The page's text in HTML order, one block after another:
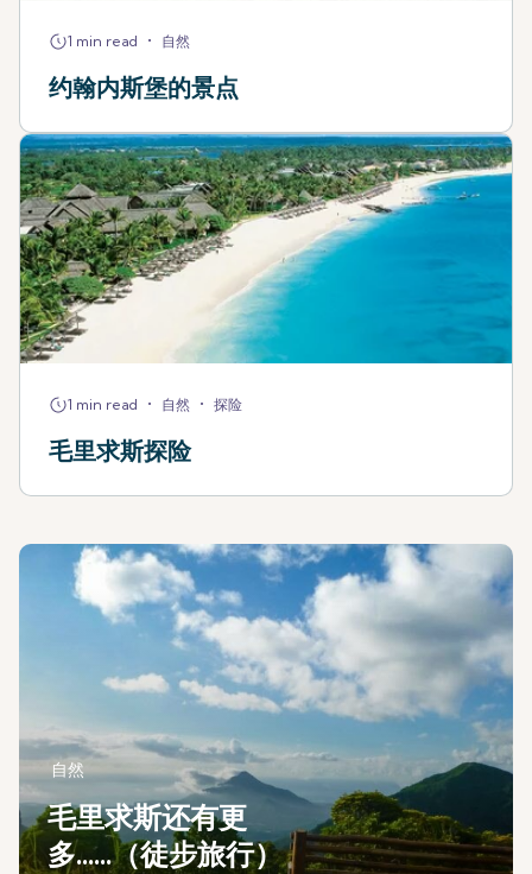
1 min read • 自然
约翰内斯堡的景点
1 min read • 自然 • 探险
毛里求斯探险
自然
毛里求斯还有更
多......（徒步旅行）